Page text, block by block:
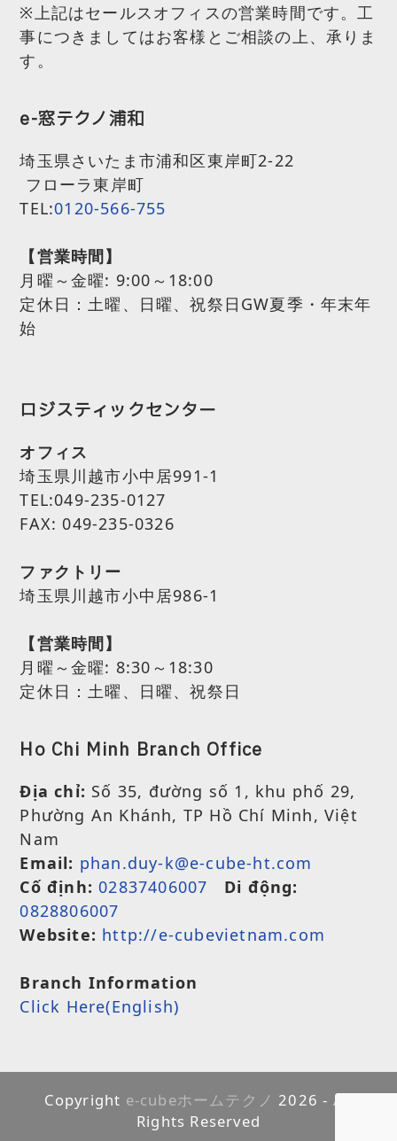
※上記はセールスオフィスの営業時間です。工
事につきましてはお客様とご相談の上、承りま
す。
e-窓テクノ浦和
埼玉県さいたま市浦和区東岸町2-22
フローラ東岸町
TEL:0120-566-755
【営業時間】
月曜～金曜: 9:00～18:00
定休日：土曜、日曜、祝祭日GW夏季・年末年
始
ロジスティックセンター
オフィス
埼玉県川越市小中居991-1
TEL:049-235-0127
FAX: 049-235-0326
ファクトリー
埼玉県川越市小中居986-1
【営業時間】
月曜～金曜: 8:30～18:30
定休日：土曜、日曜、祝祭日
Ho Chi Minh Branch Office
Địa chỉ: Số 35, đường số 1, khu phố 29,
Phường An Khánh, TP Hồ Chí Minh, Việt
Nam
Email: phan.duy-k@e-cube-ht.com
Cố định: 02837406007
Di động:
0828806007
Website: http://e-cubevietnam.com
Branch Information
Click Here(English)
Copyright e-cubeホームテクノ 2026 - All
Rights Reserved